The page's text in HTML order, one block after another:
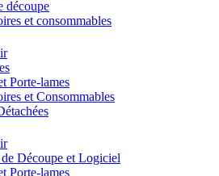
découpe
et consommables
Porte-lames
et Consommables
Découpe et Logiciel
Porte-lames